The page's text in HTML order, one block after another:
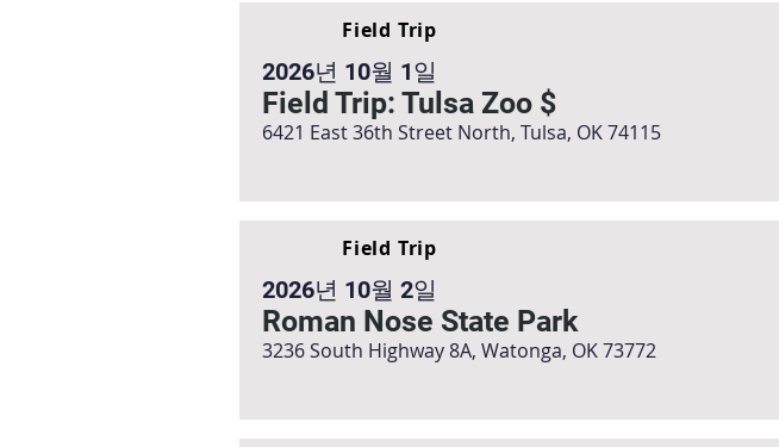
Field Trip
2026년 10월 1일
Field Trip: Tulsa Zoo $
6421 East 36th Street North, Tulsa, OK 74115
Field Trip
2026년 10월 2일
Roman Nose State Park
3236 South Highway 8A, Watonga, OK 73772